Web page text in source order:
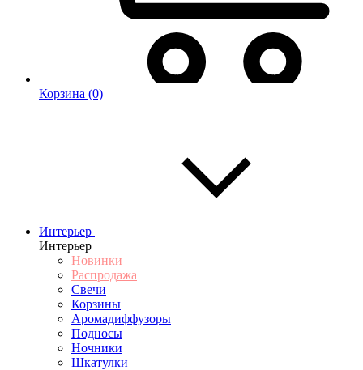
Корзина (0)
Интерьер
Интерьер
Новинки
Распродажа
Свечи
Корзины
Аромадиффузоры
Подносы
Ночники
Шкатулки